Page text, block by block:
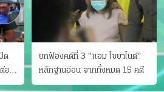
ด
อ
ว
ยกฟ้องคดีที่ 3 "แอม ไซยาไนด์"
หลักฐานอ่อน จากทั้งหมด 15 คดี